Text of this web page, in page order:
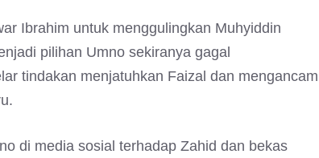
Ibrahim untuk menggulingkan Muhyiddin
pilihan Umno sekiranya gagal
tindakan menjatuhkan Faizal dan mengancam
di media sosial terhadap Zahid dan bekas